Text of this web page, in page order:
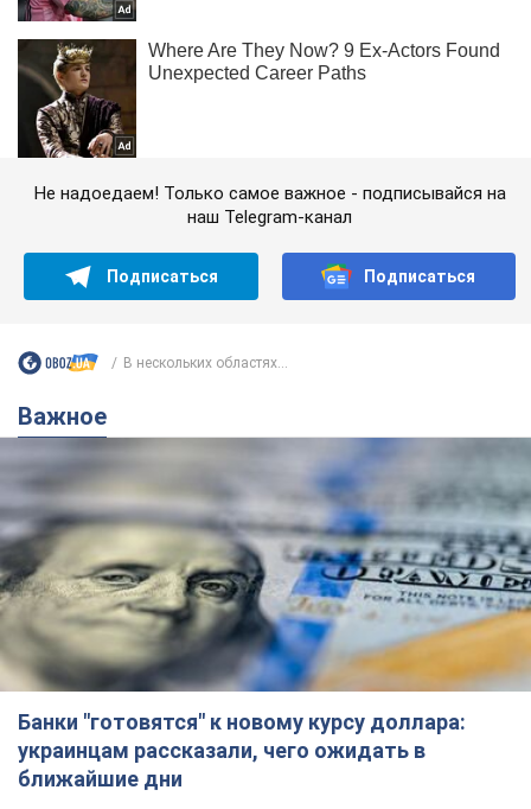
Не надоедаем! Только самое важное - подписывайся на
наш Telegram-канал
Подписаться Подписаться
В нескольких областях...
Важное
Банки "готовятся" к новому курсу доллара:
украинцам рассказали, чего ожидать в
ближайшие дни